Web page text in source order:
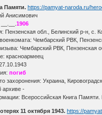
Памяти. https://pamyat-naroda.ru/
Анисимович
1906
Пензенская обл., Белинский р-н, с.
Чембарский РВК,
Чембарский РВК, Пензенская
красноармеец
погиб
захоронения: Украина,
архиве -
Всероссийская Книга Памяти.
11 октября 1943. https://